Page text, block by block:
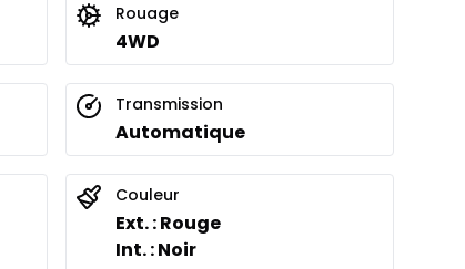
Rouage
4WD
Transmission
Automatique
Couleur
Ext. : Rouge
Int. : Noir